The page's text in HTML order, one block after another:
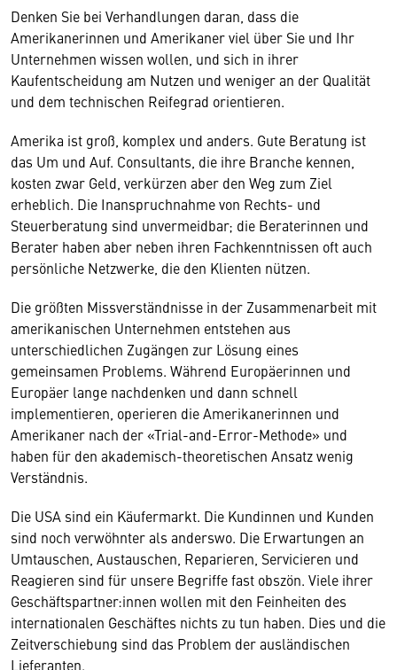
Denken Sie bei Verhandlungen daran, dass die
Amerikanerinnen und Amerikaner viel über Sie und Ihr
Unternehmen wissen wollen, und sich in ihrer
Kaufentscheidung am Nutzen und weniger an der Qualität
und dem technischen Reifegrad orientieren.
Amerika ist groß, komplex und anders. Gute Beratung ist
das Um und Auf. Consultants, die ihre Branche kennen,
kosten zwar Geld, verkürzen aber den Weg zum Ziel
erheblich. Die Inanspruchnahme von Rechts- und
Steuerberatung sind unvermeidbar; die Beraterinnen und
Berater haben aber neben ihren Fachkenntnissen oft auch
persönliche Netzwerke, die den Klienten nützen.
Die größten Missverständnisse in der Zusammenarbeit mit
amerikanischen Unternehmen entstehen aus
unterschiedlichen Zugängen zur Lösung eines
gemeinsamen Problems. Während Europäerinnen und
Europäer lange nachdenken und dann schnell
implementieren, operieren die Amerikanerinnen und
Amerikaner nach der «Trial-and-Error-Methode» und
haben für den akademisch-theoretischen Ansatz wenig
Verständnis.
Die USA sind ein Käufermarkt. Die Kundinnen und Kunden
sind noch verwöhnter als anderswo. Die Erwartungen an
Umtauschen, Austauschen, Reparieren, Servicieren und
Reagieren sind für unsere Begriffe fast obszön. Viele ihrer
Geschäftspartner:innen wollen mit den Feinheiten des
internationalen Geschäftes nichts zu tun haben. Dies und die
Zeitverschiebung sind das Problem der ausländischen
Lieferanten.